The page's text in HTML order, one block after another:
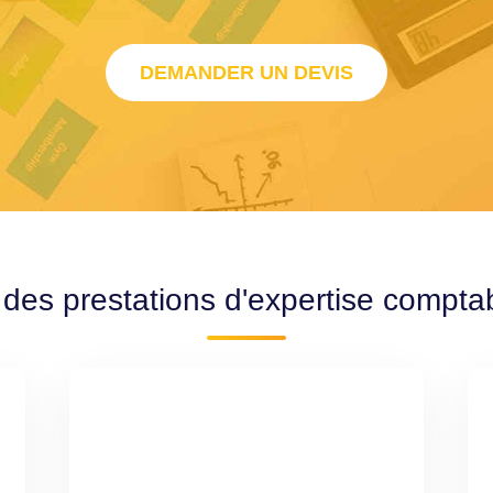
DEMANDER UN DEVIS
prestations d'expertise